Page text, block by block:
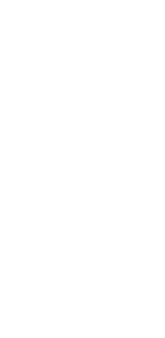
我们进行改进！